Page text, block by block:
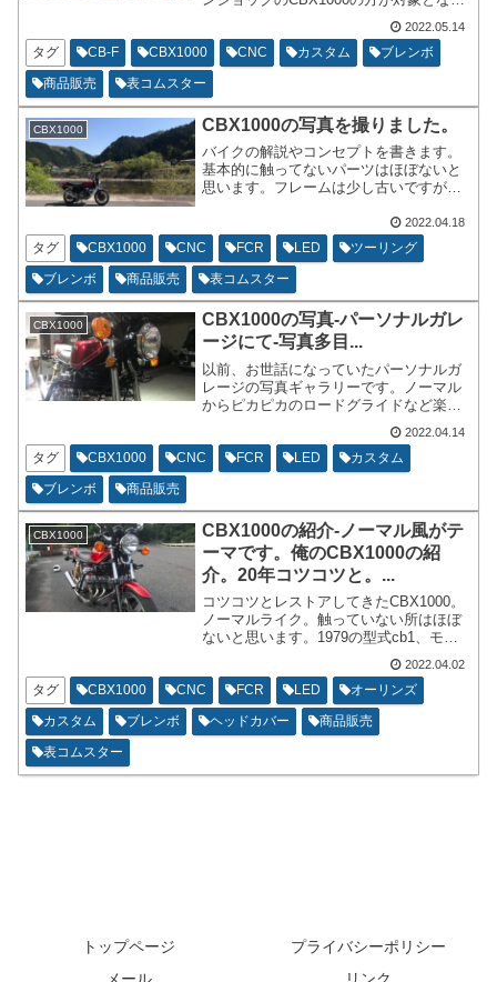
事は無いです。という事はCBX1000のカ
ウル付き【SC06】、【CB1100F、
CB1100R】、【CB750f】のどれかになる
と思います。
2022.05.14
タグ CB-F CBX1000 CNC カスタム
ブレンボ
商品販売
表コムスター
CBX1000 CBX1000の写真を撮りました。
バイクの解説やコンセプトを書きます。
基本的に触ってないパーツはほぼないと
思います。フレームは少し古いですが、
はがして無垢状態です。ブレンボとか、
オーリンズとか、ダンガーニとかFCRと
か、ウオタニとか、取り付けています。
今の時点でメインのタイヤはコンチネン
タル。
2022.04.18
タグ CBX1000 CNC FCR LED
ツーリング
ブレンボ
商品販売 表コムスター
CBX1000
CBX1000の写真-パーソナルガレ
ージにて-写真多目...
以前、お世話になっていたパーソナルガ
レージの写真ギャラリーです。ノーマル
からピカピカのロードグライドなど楽し
ップ。思い出のギャラリーになっていま
す。特にPLXの空燃比系の写真があった
のが非常にうれしいのですが、今はオー
2022.04.14
タグ CBX1000 CNC FCR LED
カスタム
ブレンボ
商品販売
CBX1000
CBX1000の紹介-ノーマル風がテ
ーマです。俺のCBX1000の紹
介。20年コツコツと。...
コツコツとレストアしてきたCBX1000。
ノーマルライク。触っていない所はほぼ
ないと思います。1979の型式cb1、モデ
と比べてよい所はカムがハイカム気味。
ホイールが表コムスターでブレンボなど
対向の社外キャリパーがつけやすい。 ダ
メな所は、フロントフォークが35パイ、
ッチがゴトゴトうるさい（対策はしやす
2022.04.02
タグ CBX1000 CNC FCR LED
オーリンズ
カスタム
ブレンボ ヘッドカバー
商品販売
表コムスター
トップページ
プライバシーポリシー
メール
リンク